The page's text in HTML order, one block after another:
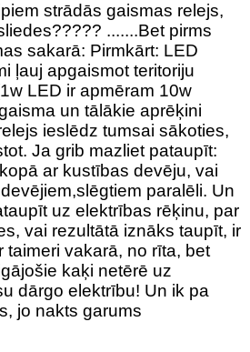
strādās gaismas relejs,
.......Bet pirms
sakarā: Pirmkārt: LED
ļauj apgaismot teritoriju
LED ir apmēram 10w
un tālākie aprēķini
ieslēdz tumsai sākoties,
Ja grib mazliet pataupīt:
ar kustības devēju, vai
paralēli. Un
uz elektrības rēķinu, par
vai rezultātā iznāks taupīt, ir
taimeri vakarā, no rīta, bet
kaķi netērē uz
dārgo elektrību! Un ik pa
jo nakts garums